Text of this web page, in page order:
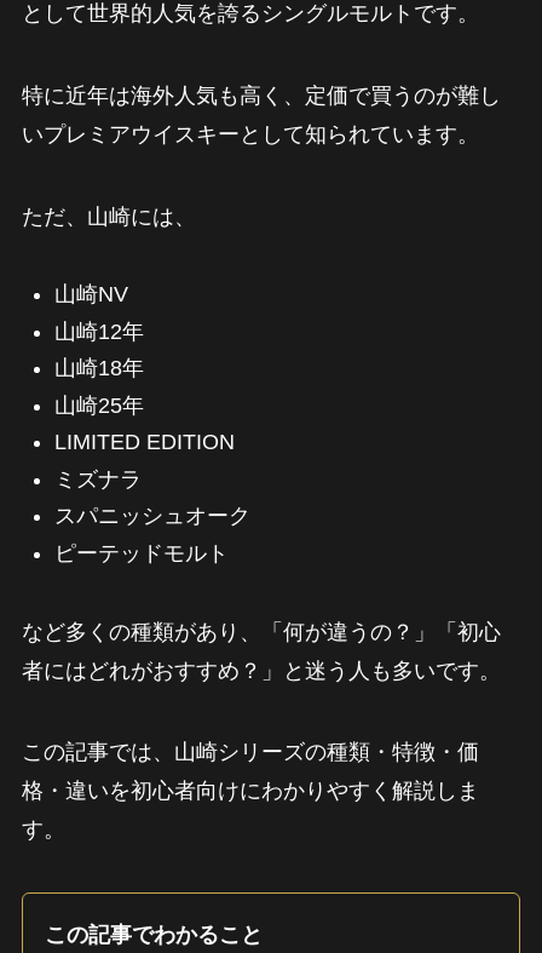
として世界的人気を誇るシングルモルトです。
特に近年は海外人気も高く、定価で買うのが難し
いプレミアウイスキーとして知られています。
ただ、山崎には、
山崎NV
山崎12年
山崎18年
山崎25年
LIMITED EDITION
ミズナラ
スパニッシュオーク
ピーテッドモルト
など多くの種類があり、「何が違うの？」「初心
者にはどれがおすすめ？」と迷う人も多いです。
この記事では、山崎シリーズの種類・特徴・価
格・違いを初心者向けにわかりやすく解説しま
す。
この記事でわかること